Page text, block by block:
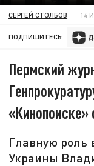
СЕРГЕЙ СТОЛБОВ 14
ПОДПИШИТЕСЬ:
Пермский
«Кинопоиске»
Главную роль
Украины